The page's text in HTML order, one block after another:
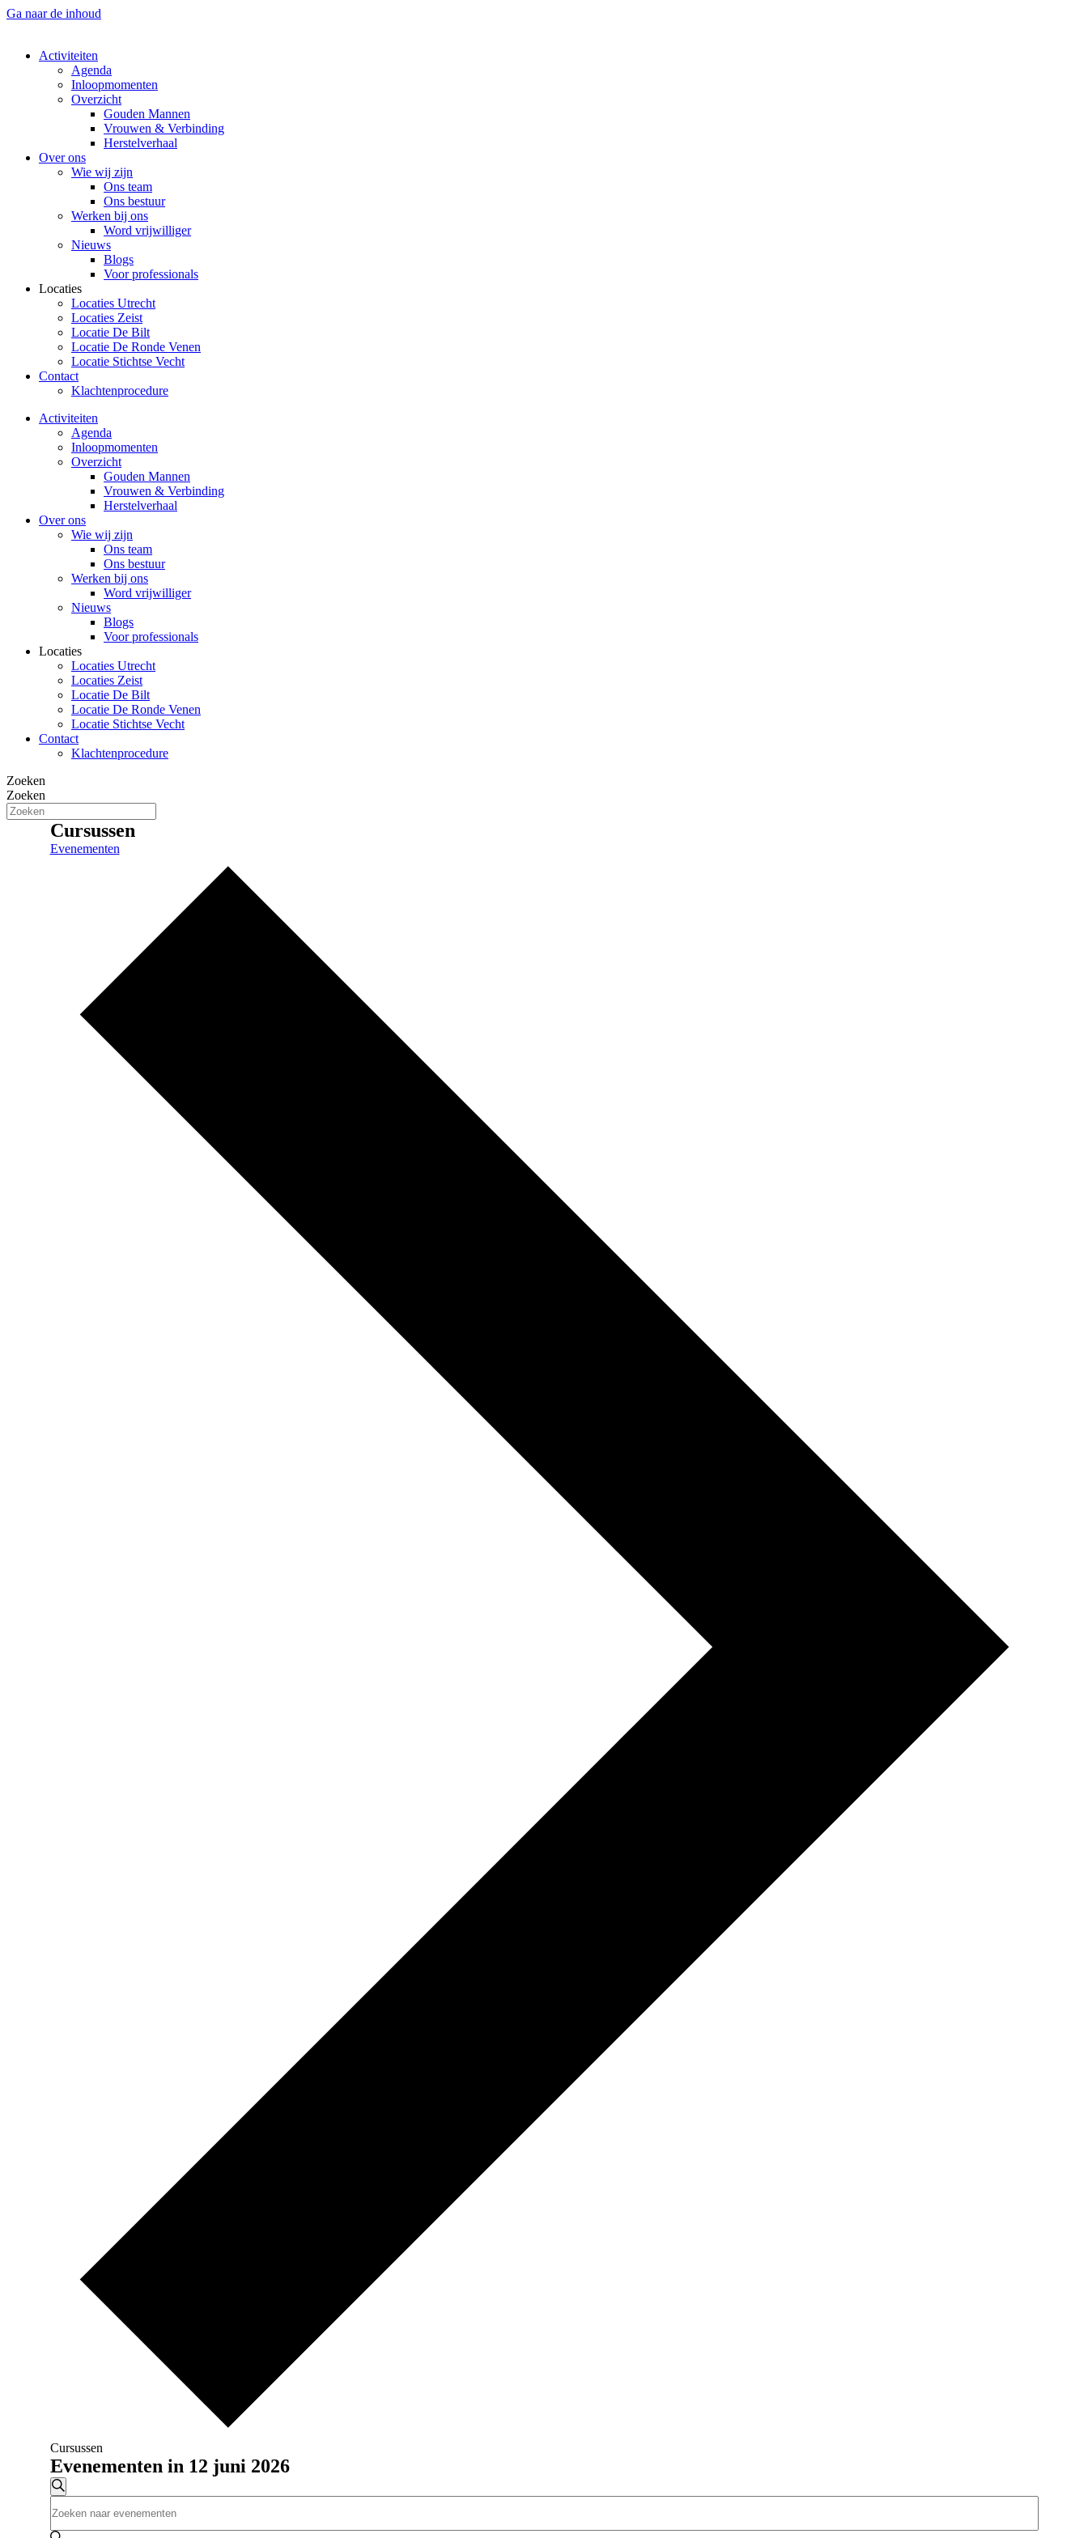
Ga naar de inhoud
Activiteiten
Agenda
Inloopmomenten
Overzicht
Gouden Mannen
Vrouwen & Verbinding
Herstelverhaal
Over ons
Wie wij zijn
Ons team
Ons bestuur
Werken bij ons
Word vrijwilliger
Nieuws
Blogs
Voor professionals
Locaties
Locaties Utrecht
Locaties Zeist
Locatie De Bilt
Locatie De Ronde Venen
Locatie Stichtse Vecht
Contact
Klachtenprocedure
Activiteiten
Agenda
Inloopmomenten
Overzicht
Gouden Mannen
Vrouwen & Verbinding
Herstelverhaal
Over ons
Wie wij zijn
Ons team
Ons bestuur
Werken bij ons
Word vrijwilliger
Nieuws
Blogs
Voor professionals
Locaties
Locaties Utrecht
Locaties Zeist
Locatie De Bilt
Locatie De Ronde Venen
Locatie Stichtse Vecht
Contact
Klachtenprocedure
Zoeken
Zoeken
Cursussen
Evenementen
Cursussen
Evenementen in 12 juni 2026
Evenementen
Zoeken
en
Zoeken
een
keyword